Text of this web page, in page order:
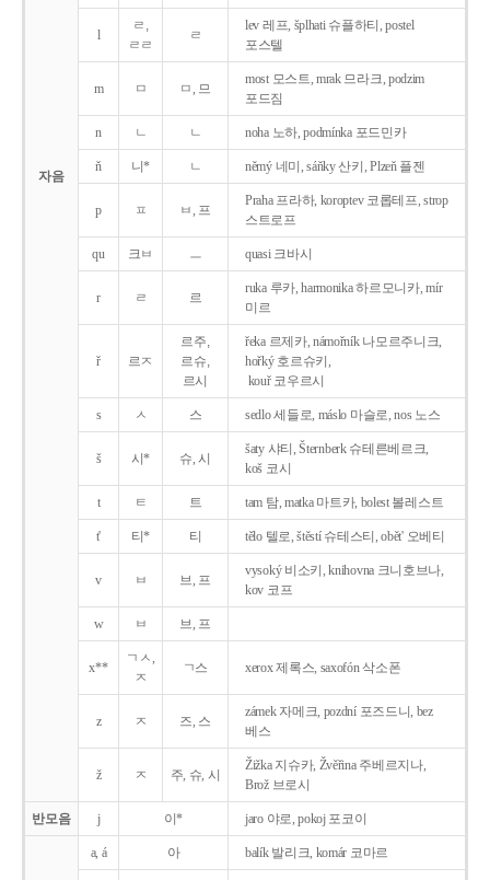
자음
l
ㄹ,
ㄹㄹ
ㄹ
lev 레프, šplhati 슈플하티, postel
포스텔
m ㅁ ㅁ, 므
most 모스트, mrak 므라크, podzim
포드짐
n ㄴ ㄴ noha 노하, podmínka 포드민카
ň 니* ㄴ němý 네미, sáňky 산키, Plzeň 플젠
p ㅍ ㅂ, 프
Praha 프라하, koroptev 코롭테프, strop
스트로프
qu 크ㅂ ㅡ quasi 크바시
r ㄹ 르
ruka 루카, harmonika 하르모니카, mír
미르
ř 르ㅈ
르주,
르슈,
르시
řeka 르제카, námořník 나모르주니크,
hořký 호르슈키,
kouř 코우르시
s ㅅ 스 sedlo 세들로, máslo 마슬로, nos 노스
š 시* 슈, 시
šaty 샤티, Šternberk 슈테른베르크,
koš 코시
t ㅌ 트 tam 탐, matka 마트카, bolest 볼레스트
t' 티* 티 tělo 텔로, štěstí 슈테스티, obět' 오베티
v ㅂ 브, 프
vysoký 비소키, knihovna 크니호브나,
kov 코프
w ㅂ 브, 프
x**
ㄱㅅ,
ㅈ
ㄱ스 xerox 제록스, saxofón 삭소폰
z ㅈ 즈, 스
zámek 자메크, pozdní 포즈드니, bez
베스
ž ㅈ 주, 슈, 시
Žižka 지슈카, Žvěřina 주베르지나,
Brož 브로시
반모음 j 이* jaro 야로, pokoj 포코이
a, á 아 balík 발리크, komár 코마르